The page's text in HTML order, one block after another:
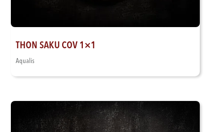
THON SAKU COV 1×1
Aqualis